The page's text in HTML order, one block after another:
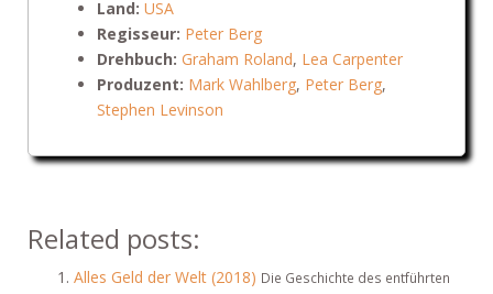
Land: USA
Regisseur: Peter Berg
Drehbuch: Graham Roland, Lea Carpenter
Produzent: Mark Wahlberg, Peter Berg,
Stephen Levinson
Related posts:
Alles Geld der Welt (2018) Die Geschichte des entführten